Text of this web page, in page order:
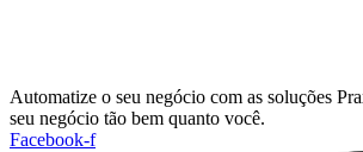
Automatize o seu negócio com as soluções
seu negócio tão bem quanto você.
Facebook-f